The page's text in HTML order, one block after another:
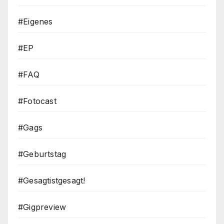
#Eigenes
#EP
#FAQ
#Fotocast
#Gags
#Geburtstag
#Gesagtistgesagt!
#Gigpreview